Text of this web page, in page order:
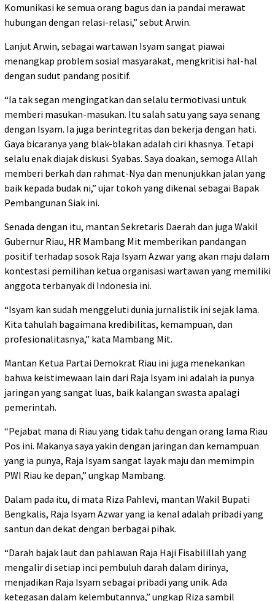
Komunikasi ke semua orang bagus dan ia pandai merawat
hubungan dengan relasi-relasi,” sebut Arwin.
Lanjut Arwin, sebagai wartawan Isyam sangat piawai
menangkap problem sosial masyarakat, mengkritisi hal-hal
dengan sudut pandang positif.
“Ia tak segan mengingatkan dan selalu termotivasi untuk
memberi masukan-masukan. Itu salah satu yang saya senang
dengan Isyam. Ia juga berintegritas dan bekerja dengan hati.
Gaya bicaranya yang blak-blakan adalah ciri khasnya. Tetapi
selalu enak diajak diskusi. Syabas. Saya doakan, semoga Allah
memberi berkah dan rahmat-Nya dan menunjukkan jalan yang
baik kepada budak ni,” ujar tokoh yang dikenal sebagai Bapak
Pembangunan Siak ini.
Senada dengan itu, mantan Sekretaris Daerah dan juga Wakil
Gubernur Riau, HR Mambang Mit memberikan pandangan
positif terhadap sosok Raja Isyam Azwar yang akan maju dalam
kontestasi pemilihan ketua organisasi wartawan yang memiliki
anggota terbanyak di Indonesia ini.
“Isyam kan sudah menggeluti dunia jurnalistik ini sejak lama.
Kita tahulah bagaimana kredibilitas, kemampuan, dan
profesionalitasnya,” kata Mambang Mit.
Mantan Ketua Partai Demokrat Riau ini juga menekankan
bahwa keistimewaan lain dari Raja Isyam ini adalah ia punya
jaringan yang sangat luas, baik kalangan swasta apalagi
pemerintah.
“Pejabat mana di Riau yang tidak tahu dengan orang lama Riau
Pos ini. Makanya saya yakin dengan jaringan dan kemampuan
yang ia punya, Raja Isyam sangat layak maju dan memimpin
PWI Riau ke depan,” ungkap Mambang.
Dalam pada itu, di mata Riza Pahlevi, mantan Wakil Bupati
Bengkalis, Raja Isyam Azwar yang ia kenal adalah pribadi yang
santun dan dekat dengan berbagai pihak.
“Darah bajak laut dan pahlawan Raja Haji Fisabilillah yang
mengalir di setiap inci pembuluh darah dalam dirinya,
menjadikan Raja Isyam sebagai pribadi yang unik. Ada
ketegasan dalam kelembutannya,” ungkap Riza sambil